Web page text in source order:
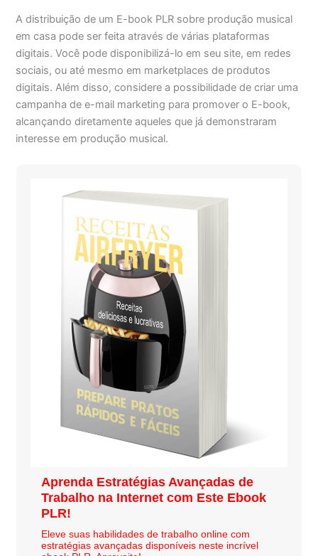
A distribuição de um E-book PLR sobre produção musical
em casa pode ser feita através de várias plataformas
digitais. Você pode disponibilizá-lo em seu site, em redes
sociais, ou até mesmo em marketplaces de produtos
digitais. Além disso, considere a possibilidade de criar uma
campanha de e-mail marketing para promover o E-book,
alcançando diretamente aqueles que já demonstraram
interesse em produção musical.
Aprenda Estratégias Avançadas de
Trabalho na Internet com Este Ebook
PLR!
Eleve suas habilidades de trabalho online com
estratégias avançadas disponíveis neste incrível